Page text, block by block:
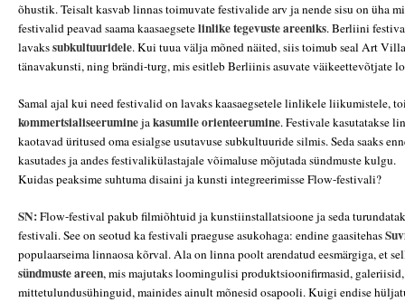
õhustik. Teisalt kasvab linnas toimuvate festivalide arv ja nende sisu on üha
festivalid peavad saama kaasaegsetelinlike tegevuste areeniks. Berliini
lavakssubkultuuridele. Kui tuua välja mõned näited, siis toimub sealArt
tänavakunsti, ning brändi-turg, mis esitleb Berliinis asuvate väikeettevõtjate
Samal ajal kui need festivalid on lavaks kaasaegsetele linlikele liikumistele,
kommertsialiseeruminejakasumile orienteerumine. Festivale kasutatakse
kaotavad üritused oma esialgse usutavuse subkultuuride silmis. Seda saaks
kasutades ja andes festivalikülastajale võimaluse mõjutada sündmuste kulgu.
Kuidas peaksime suhtuma disaini ja kunsti integreerimisse Flow-festivali?
SN:Flow-festival pakub filmiõhtuid ja kunstiinstallatsioone ja seda
festivali. See on seotud ka festivali praeguse asukohaga: endine gaasitehas
populaarseima linnaosa kõrval. Ala on linna poolt arendatud eesmärgiga, et
sündmuste areen, mis majutaks loomingulisi produktsioonifirmasid,
mittetulundusühinguid, mainides ainult mõnesid osapooli. Kuigi endise